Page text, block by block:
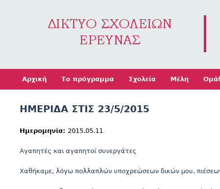
Αρχική Το πρόγραμμα Σχολεία Μέλη
ΗΜΕΡΙΔΑ ΣΤΙΣ 23/5/2015
Ημερομηνία: 2015.05.11
Αγαπητές και αγαπητοί συνεργάτες
Χαθήκαμε, λόγω πολλαπλών υποχρεώσεων δικών μου,